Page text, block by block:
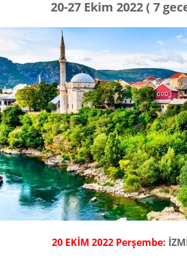
20-27 Ekim 2022 ( 7
20 EKİM 2022 Perşembe: